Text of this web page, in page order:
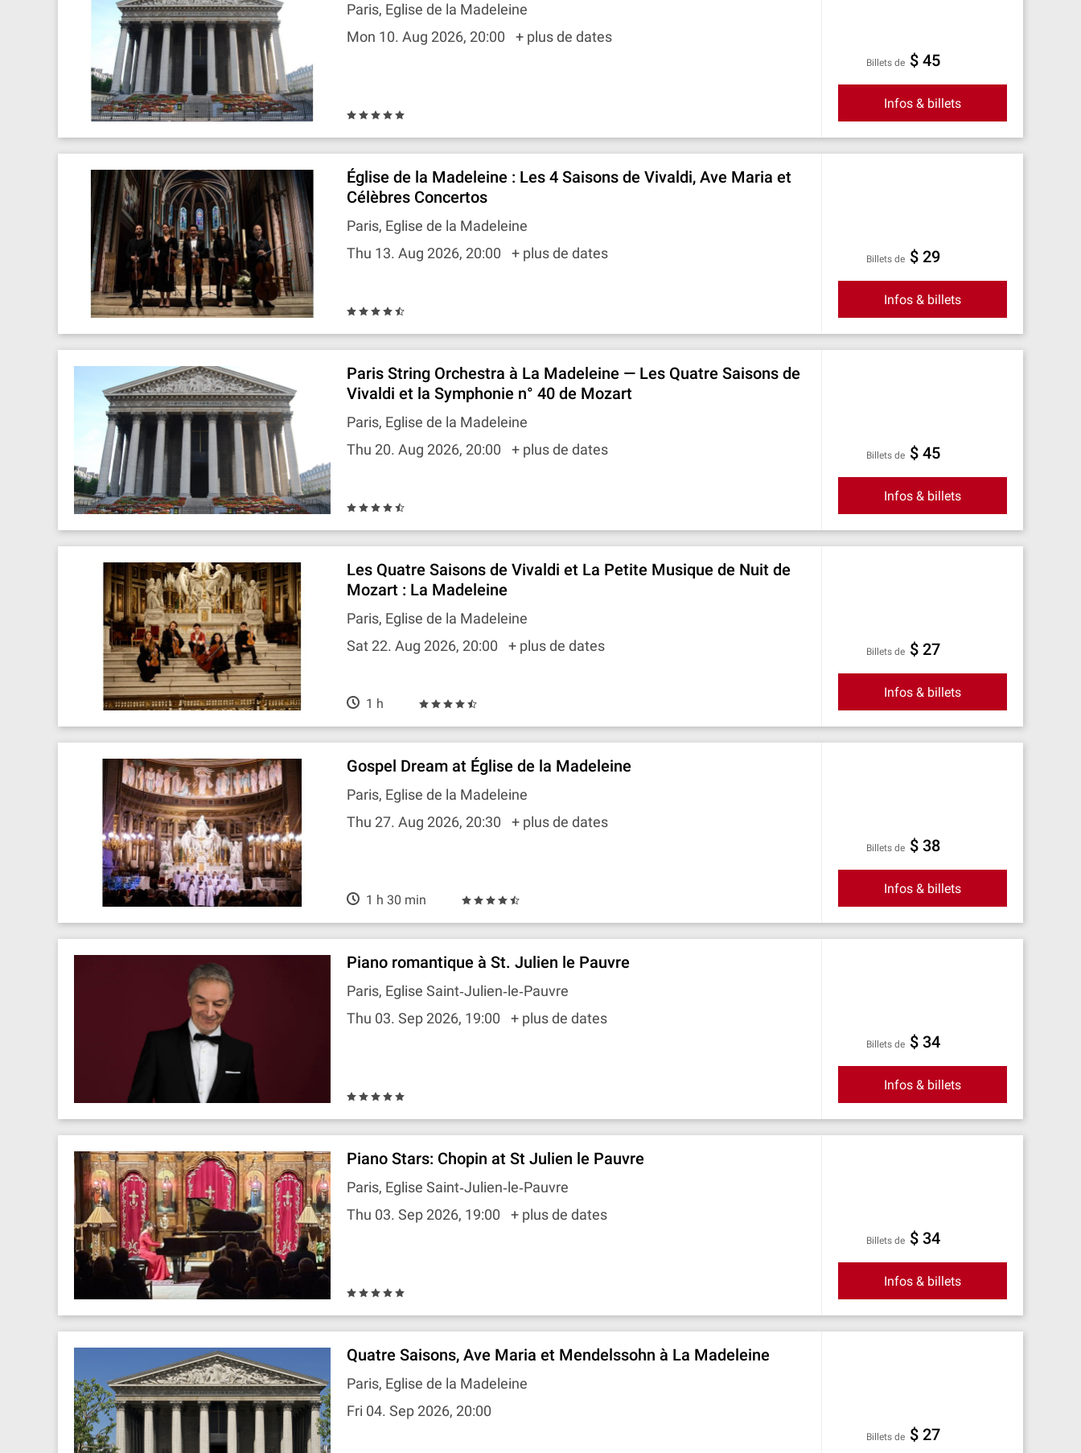
Paris, Eglise de la Madeleine
Mon 10. Aug 2026, 20:00
+ plus de dates
Billets de $ 45
Infos & billets
Église de la Madeleine : Les 4 Saisons de Vivaldi, Ave Maria et
Célèbres Concertos
Paris, Eglise de la Madeleine
Thu 13. Aug 2026, 20:00
+ plus de dates Billets de $ 29
Infos & billets
Paris String Orchestra à La Madeleine — Les Quatre Saisons de
Vivaldi et la Symphonie n° 40 de Mozart
Paris, Eglise de la Madeleine
Thu 20. Aug 2026, 20:00
+ plus de dates Billets de $ 45
Infos & billets
Les Quatre Saisons de Vivaldi et La Petite Musique de Nuit de
Mozart : La Madeleine
Paris, Eglise de la Madeleine
Sat 22. Aug 2026, 20:00
+ plus de dates
1 h
Billets de $ 27
Infos & billets
Gospel Dream at Église de la Madeleine
Paris, Eglise de la Madeleine
Thu 27. Aug 2026, 20:30
+ plus de dates
1 h 30 min
Billets de $ 38
Infos & billets
Piano romantique à St. Julien le Pauvre
Paris, Eglise Saint‐Julien‐le‐Pauvre
Thu 03. Sep 2026, 19:00
+ plus de dates
Billets de $ 34
Infos & billets
Piano Stars: Chopin at St Julien le Pauvre
Paris, Eglise Saint‐Julien‐le‐Pauvre
Thu 03. Sep 2026, 19:00
+ plus de dates
Billets de $ 34
Infos & billets
Quatre Saisons, Ave Maria et Mendelssohn à La Madeleine
Paris, Eglise de la Madeleine
Fri 04. Sep 2026, 20:00
Billets de $ 27